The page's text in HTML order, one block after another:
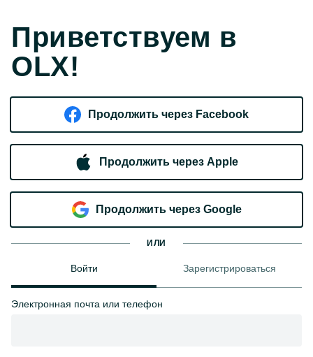
Приветствуем в
OLX!
Продолжить через Facebook
Продолжить через Apple
Продолжить через Google
ИЛИ
Войти Зарегистрироваться
Электронная почта или телефон